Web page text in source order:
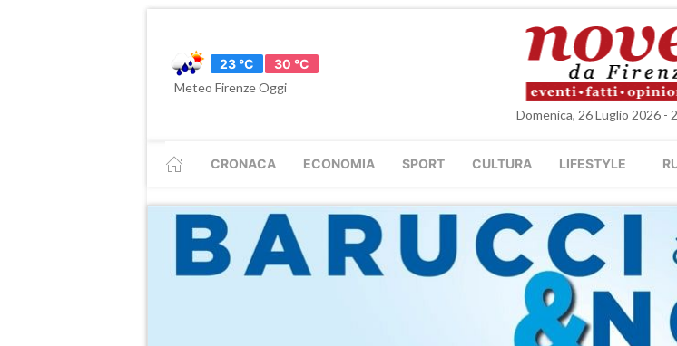
23 °C
30 °C
Meteo Firenze Oggi
Domenica, 26 Luglio 2026 -
CRONACA ECONOMIA SPORT CULTURA LIFESTYLE